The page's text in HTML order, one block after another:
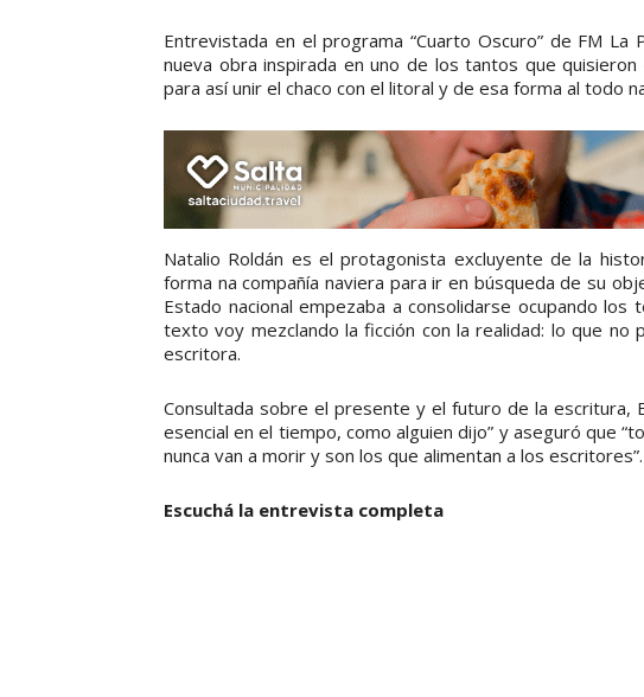
Entrevistada en el programa “Cuarto Oscuro” de FM
nueva obra inspirada en uno de los tantos que
para así unir el chaco con el litoral y de esa forma al todo
Natalio Roldán es el protagonista excluyente de la
forma na compañía naviera para ir en búsqueda de su
Estado nacional empezaba a consolidarse ocupando
texto voy mezclando la ficción con la realidad: lo que no
escritora.
Consultada sobre el presente y el futuro de la escritura,
esencial en el tiempo, como alguien dijo” y aseguró que
nunca van a morir y son los que alimentan a los escritores”.
Escuchá la entrevista completa